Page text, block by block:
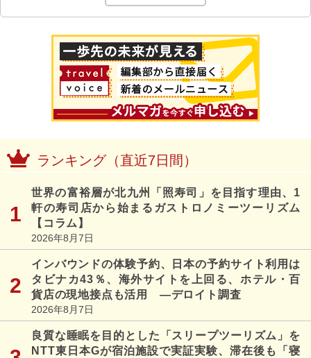
ランキング（直近7日間）
世界の富裕層が北九州「照寿司」を目指す理由、1
軒の寿司店から始まるガストロノミーツーリズム
【コラム】
2026年8月7日
インバウンドの体験予約、日本の予約サイト利用は
タビナカ43％、海外サイトを上回る、ホテル・百
貨店の現地接点も活用 ―デロイト調査
2026年8月7日
良質な睡眠を目的とした「スリープツーリズム」を
NTT東日本Gが宿泊施設で実証実験、滞在後も「寝